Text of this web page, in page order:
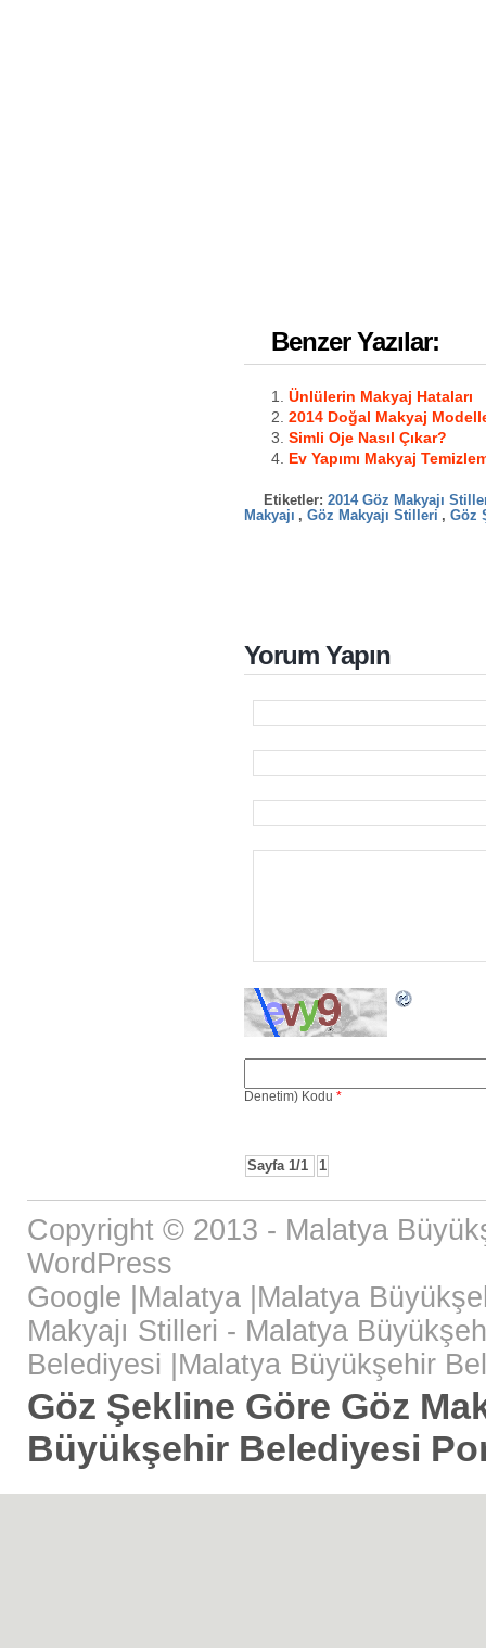
Benzer Yazılar:
Ünlülerin Makyaj Hataları
2014 Doğal Makyaj
Simli Oje Nasıl Çıkar?
Ev Yapımı Makyaj
Etiketler: 2014 Göz Makyajı
Makyajı , Göz Makyajı Stilleri , Göz
Yorum Yapın
Denetim) Kodu *
Sayfa 1/1 1
Copyright © 2013 - Malatya
WordPress
Google Malatya Malatya
Makyajı Stilleri - Malatya
Belediyesi
Malatya Büyükşehir
Göz Şekline Göre Göz
Büyükşehir Belediyesi